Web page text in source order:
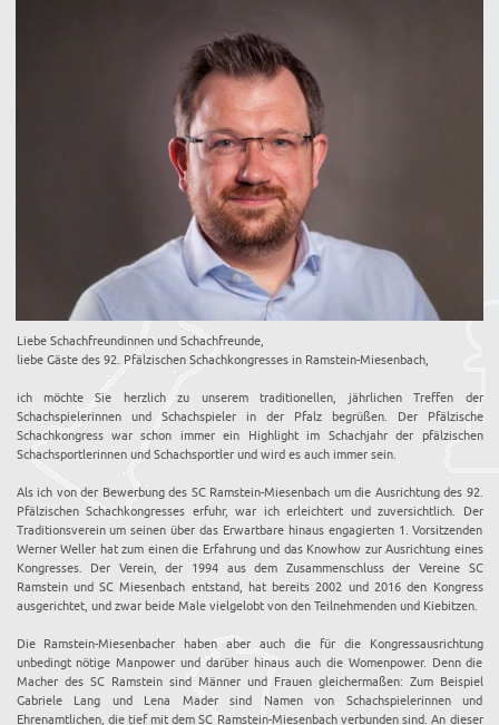
Liebe Schachfreundinnen und Schachfreunde,
liebe Gäste des 92. Pfälzischen Schachkongresses in Ramstein-Miesenbach,
ich möchte Sie herzlich zu unserem traditionellen, jährlichen Treffen der
Schachspielerinnen und Schachspieler in der Pfalz begrüßen. Der Pfälzische
Schachkongress war schon immer ein Highlight im Schachjahr der pfälzischen
Schachsportlerinnen und Schachsportler und wird es auch immer sein.
Als ich von der Bewerbung des SC Ramstein-Miesenbach um die Ausrichtung des 92.
Pfälzischen Schachkongresses erfuhr, war ich erleichtert und zuversichtlich. Der
Traditionsverein um seinen über das Erwartbare hinaus engagierten 1. Vorsitzenden
Werner Weller hat zum einen die Erfahrung und das Knowhow zur Ausrichtung eines
Kongresses. Der Verein, der 1994 aus dem Zusammenschluss der Vereine SC
Ramstein und SC Miesenbach entstand, hat bereits 2002 und 2016 den Kongress
ausgerichtet, und zwar beide Male vielgelobt von den Teilnehmenden und Kiebitzen.
Die Ramstein-Miesenbacher haben aber auch die für die Kongressausrichtung
unbedingt nötige Manpower und darüber hinaus auch die Womenpower. Denn die
Macher des SC Ramstein sind Männer und Frauen gleichermaßen: Zum Beispiel
Gabriele Lang und Lena Mader sind Namen von Schachspielerinnen und
Ehrenamtlichen, die tief mit dem SC Ramstein-Miesenbach verbunden sind. An dieser